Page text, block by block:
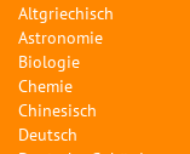
Altgriechisch
Astronomie
Biologie
Chemie
Chinesisch
Deutsch